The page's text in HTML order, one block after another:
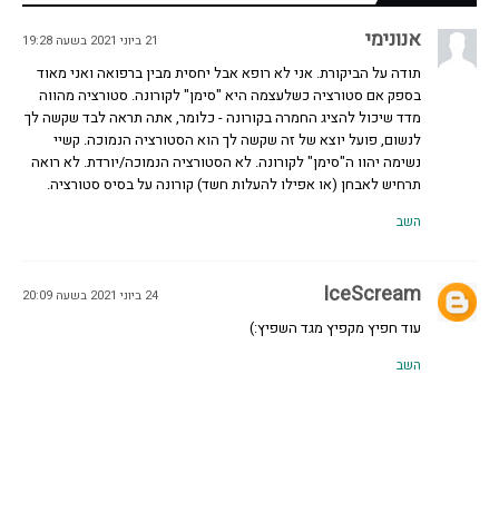
אנונימי 21 ביוני 2021 בשעה 19:28
תודה על הביקורת. אני לא רופא אבל יחסית מבין ברפואה ואני מאוד
בספק אם סטורציה כשלעצמה היא "סימן" לקורונה. סטורציה מהווה
מדד שיכול להציג החמרה בקורונה - כלומר, אתה תראה לבד שקשה לך
לנשום, פועל יוצא של זה שקשה לך הוא הסטורציה הנמוכה. קשיי
נשימה יהוו ה"סימן" לקורונה. לא הסטורציה הנמוכה/יורדת. לא רואה
תרחיש לאבחן (או אפילו להעלות חשד) קורונה על בסיס סטורציה.
השב
IceScream 24 ביוני 2021 בשעה 20:09
עוד חפיץ מקפיץ מגד השפיץ:)
השב